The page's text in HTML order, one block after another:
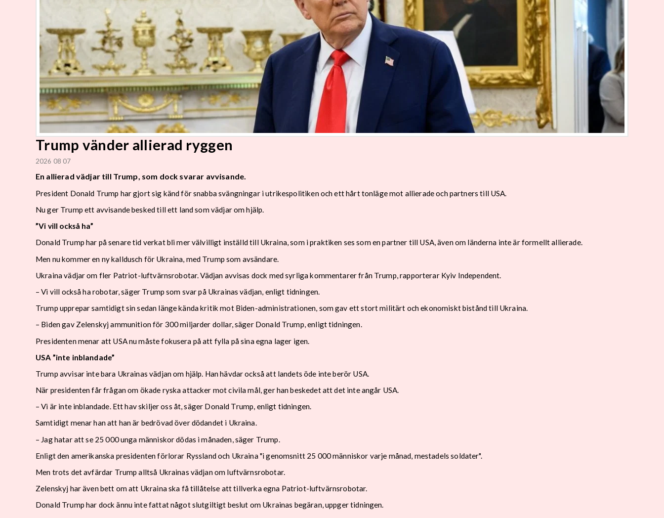
Trump vänder allierad ryggen
2026 08 07
En allierad vädjar till Trump, som dock svarar avvisande.
President Donald Trump har gjort sig känd för snabba svängningar i utrikespolitiken och ett hårt tonläge mot allierade och partners till USA.
Nu ger Trump ett avvisande besked till ett land som vädjar om hjälp.
”Vi vill också ha”
Donald Trump har på senare tid verkat bli mer välvilligt inställd till Ukraina, som i praktiken ses som en partner till USA, även om länderna inte är formellt allierade.
Men nu kommer en ny kalldusch för Ukraina, med Trump som avsändare.
Ukraina vädjar om fler Patriot-luftvärnsrobotar. Vädjan avvisas dock med syrliga kommentarer från Trump, rapporterar Kyiv Independent.
– Vi vill också ha robotar, säger Trump som svar på Ukrainas vädjan, enligt tidningen.
Trump upprepar samtidigt sin sedan länge kända kritik mot Biden-administrationen, som gav ett stort militärt och ekonomiskt bistånd till Ukraina.
– Biden gav Zelenskyj ammunition för 300 miljarder dollar, säger Donald Trump, enligt tidningen.
Presidenten menar att USA nu måste fokusera på att fylla på sina egna lager igen.
USA ”inte inblandade”
Trump avvisar inte bara Ukrainas vädjan om hjälp. Han hävdar också att landets öde inte berör USA.
När presidenten får frågan om ökade ryska attacker mot civila mål, ger han beskedet att det inte angår USA.
– Vi är inte inblandade. Ett hav skiljer oss åt, säger Donald Trump, enligt tidningen.
Samtidigt menar han att han är bedrövad över dödandet i Ukraina.
– Jag hatar att se 25 000 unga människor dödas i månaden, säger Trump.
Enligt den amerikanska presidenten förlorar Ryssland och Ukraina "i genomsnitt 25 000 människor varje månad, mestadels soldater".
Men trots det avfärdar Trump alltså Ukrainas vädjan om luftvärnsrobotar.
Zelenskyj har även bett om att Ukraina ska få tillåtelse att tillverka egna Patriot-luftvärnsrobotar.
Donald Trump har dock ännu inte fattat något slutgiltigt beslut om Ukrainas begäran, uppger tidningen.